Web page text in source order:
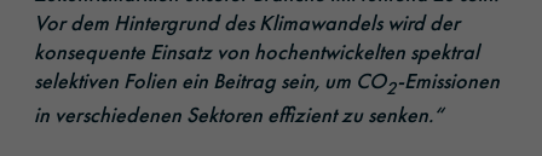
Vor dem Hintergrund des Klimawandels wird der
konsequente Einsatz von hochentwickelten spektral
selektiven Folien ein Beitrag sein, um CO2-Emissionen
in verschiedenen Sektoren effizient zu senken.“